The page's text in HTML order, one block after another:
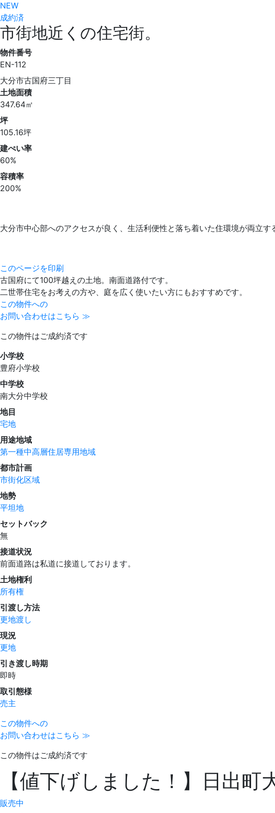
NEW
成約済
市街地近くの住宅街。
物件番号
EN-112
大分市古国府三丁目
土地面積
347.64㎡
坪
105.16坪
建ぺい率
60%
容積率
200%
大分市中心部へのアクセスが良く、生活利便性と落ち着いた住環境が両立
このページを印刷
古国府にて100坪越えの土地。南面道路付です。
二世帯住宅をお考えの方や、庭を広く使いたい方にもおすすめです。
この物件への
お問い合わせはこちら ≫
この物件はご成約済です
小学校
豊府小学校
中学校
南大分中学校
地目
宅地
用途地域
第一種中高層住居専用地域
都市計画
市街化区域
地勢
平坦地
セットバック
無
接道状況
前面道路は私道に接道しております。
土地権利
所有権
引渡し方法
更地渡し
現況
更地
引き渡し時期
即時
取引態様
売主
この物件への
お問い合わせはこちら ≫
この物件はご成約済です
【値下げしました！】日出
販売中